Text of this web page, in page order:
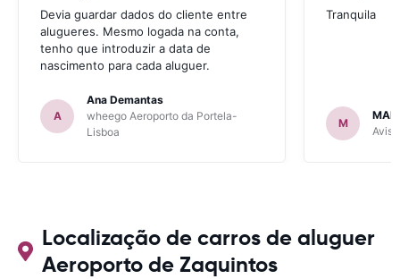
Devia guardar dados do cliente entre
alugueres. Mesmo logada na conta,
tenho que introduzir a data de
nascimento para cada aluguer.
A
Ana Demantas
wheego Aeroporto da Portela-
Lisboa
Tranquila
M
Avis
Localização de carros de aluguer
Aeroporto de Zaquintos